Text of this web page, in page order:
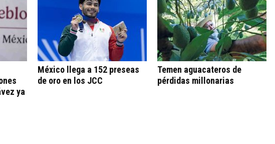
ya
México llega a 152 preseas
de oro en los JCC
Temen aguacateros de
pérdidas millonarias